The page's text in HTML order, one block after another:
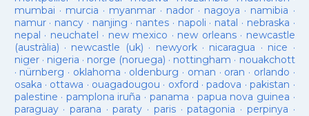
mumbai · murcia · myanmar· nador · nagoya · namibia ·
namur· nancy · nanjing · nantes · napoli · natal · nebraska ·
nepal · neuchatel · new mexico · new orleans· newcastle
(austràlia) · newcastle (uk) · newyork· nicaragua · nice ·
niger· nigeria · norge (noruega) · nottingham · nouakchott
· nürnberg · oklahoma · oldenburg · oman · oran · orlando ·
osaka · ottawa · ouagadougou · oxford ·padova ·pakistan ·
palestine · pamplona iruña · panama · papua nova guinea ·
paraguay· parana ·paraty · paris·patagonia · perpinya ·